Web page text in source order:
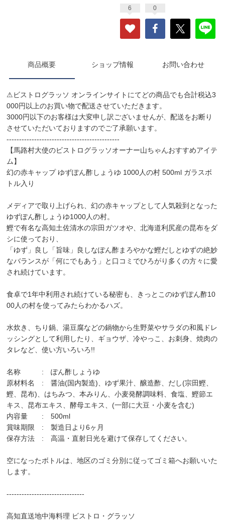
6 0
商品概要 ショップ情報 お問い合わせ
⚠︎ビストログラッソ オンラインサイトにてどの商品でも合計税込3
000円以上のお買い物で配送させていただきます。
3000円以下のお客様は大変申し訳ございませんが、配送をお断り
させていただいておりますのでご了承願います。
---------------------------------------------
【馬路村大使のビストログラッソオーナー山ちゃんおすすめアイテ
ム】
幻の赤キャップ ゆずぽん酢しょうゆ 1000人の村 500ml ガラスボ
トル入り
メディアで取り上げられ、幻の赤キャップとして人気殺到となった
ゆずぽん酢しょうゆ1000人の村。
鰹で有名な高知土佐清水の宗田ガツオや、北海道利尻産の昆布をダ
シに使っており、
「ゆず」良し「旨味」良しなぽん酢まろやかな鰹だしとゆずの絶妙
なバランスが「何にでもあう」と口コミでひろがり多くの方々に愛
され続けています。
食卓で1年中利用され続けている秘密も、きっとこのゆずぽん酢10
00人の村を使ってみたらわかるハズ。
水炊き、ちり鍋、湯豆腐などの鍋物から生野菜やサラダの和風ドレ
ッシングとして利用したり、ギョウザ、冷やっこ、お刺身、焼肉の
タレなど、使い方いろいろ!!
名称 : ぽん酢しょうゆ
原材料名 : 醤油(国内製造)、ゆず果汁、醸造酢、だし(宗田鰹、
鰹、昆布)、はちみつ、本みりん、小麦発酵調味料、食塩、鰹節エ
キス、昆布エキス、酵母エキス、(一部に大豆・小麦を含む)
内容量 : 500ml
賞味期限 : 製造日より6ヶ月
保存方法 : 高温・直射日光を避けて保存してください。
空になったボトルは、地区のゴミ分別に従ってゴミ箱へお願いいた
します。
-------------------------------
高知直送地中海料理 ビストロ・グラッソ